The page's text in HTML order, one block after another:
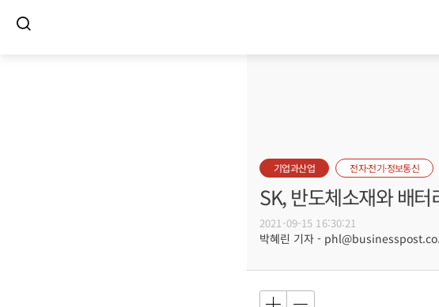
기업과산업 전자·전기·정보통신
SK, 반도체소재와 배
2021-09-15 16:30:21
박혜린 기자 -